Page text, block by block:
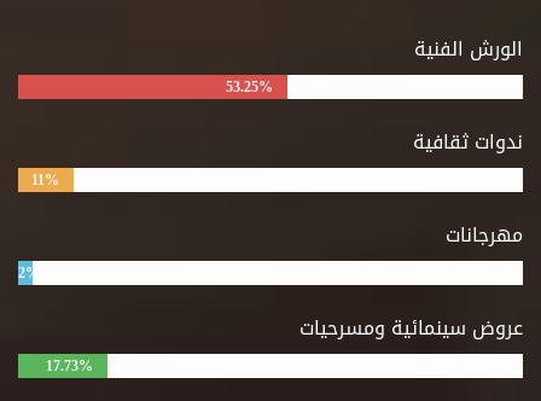
الورش الفنية
53.25%
ندوات ثقافية
11%
مهرجانات
2%
عروض سينمائية ومسرحيات
17.73%